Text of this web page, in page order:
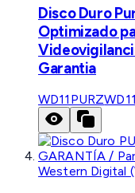
Disco Duro
Optimizado
Garantia
WD11PURZ
Western Digital